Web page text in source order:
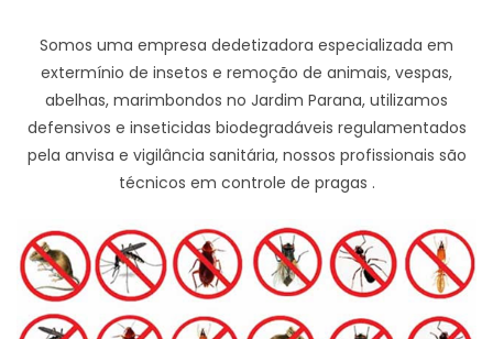
Somos uma empresa dedetizadora especializada em
extermínio de insetos e remoção de animais, vespas,
abelhas, marimbondos no Jardim Parana, utilizamos
defensivos e inseticidas biodegradáveis regulamentados
pela anvisa e vigilância sanitária, nossos profissionais são
técnicos em controle de pragas .